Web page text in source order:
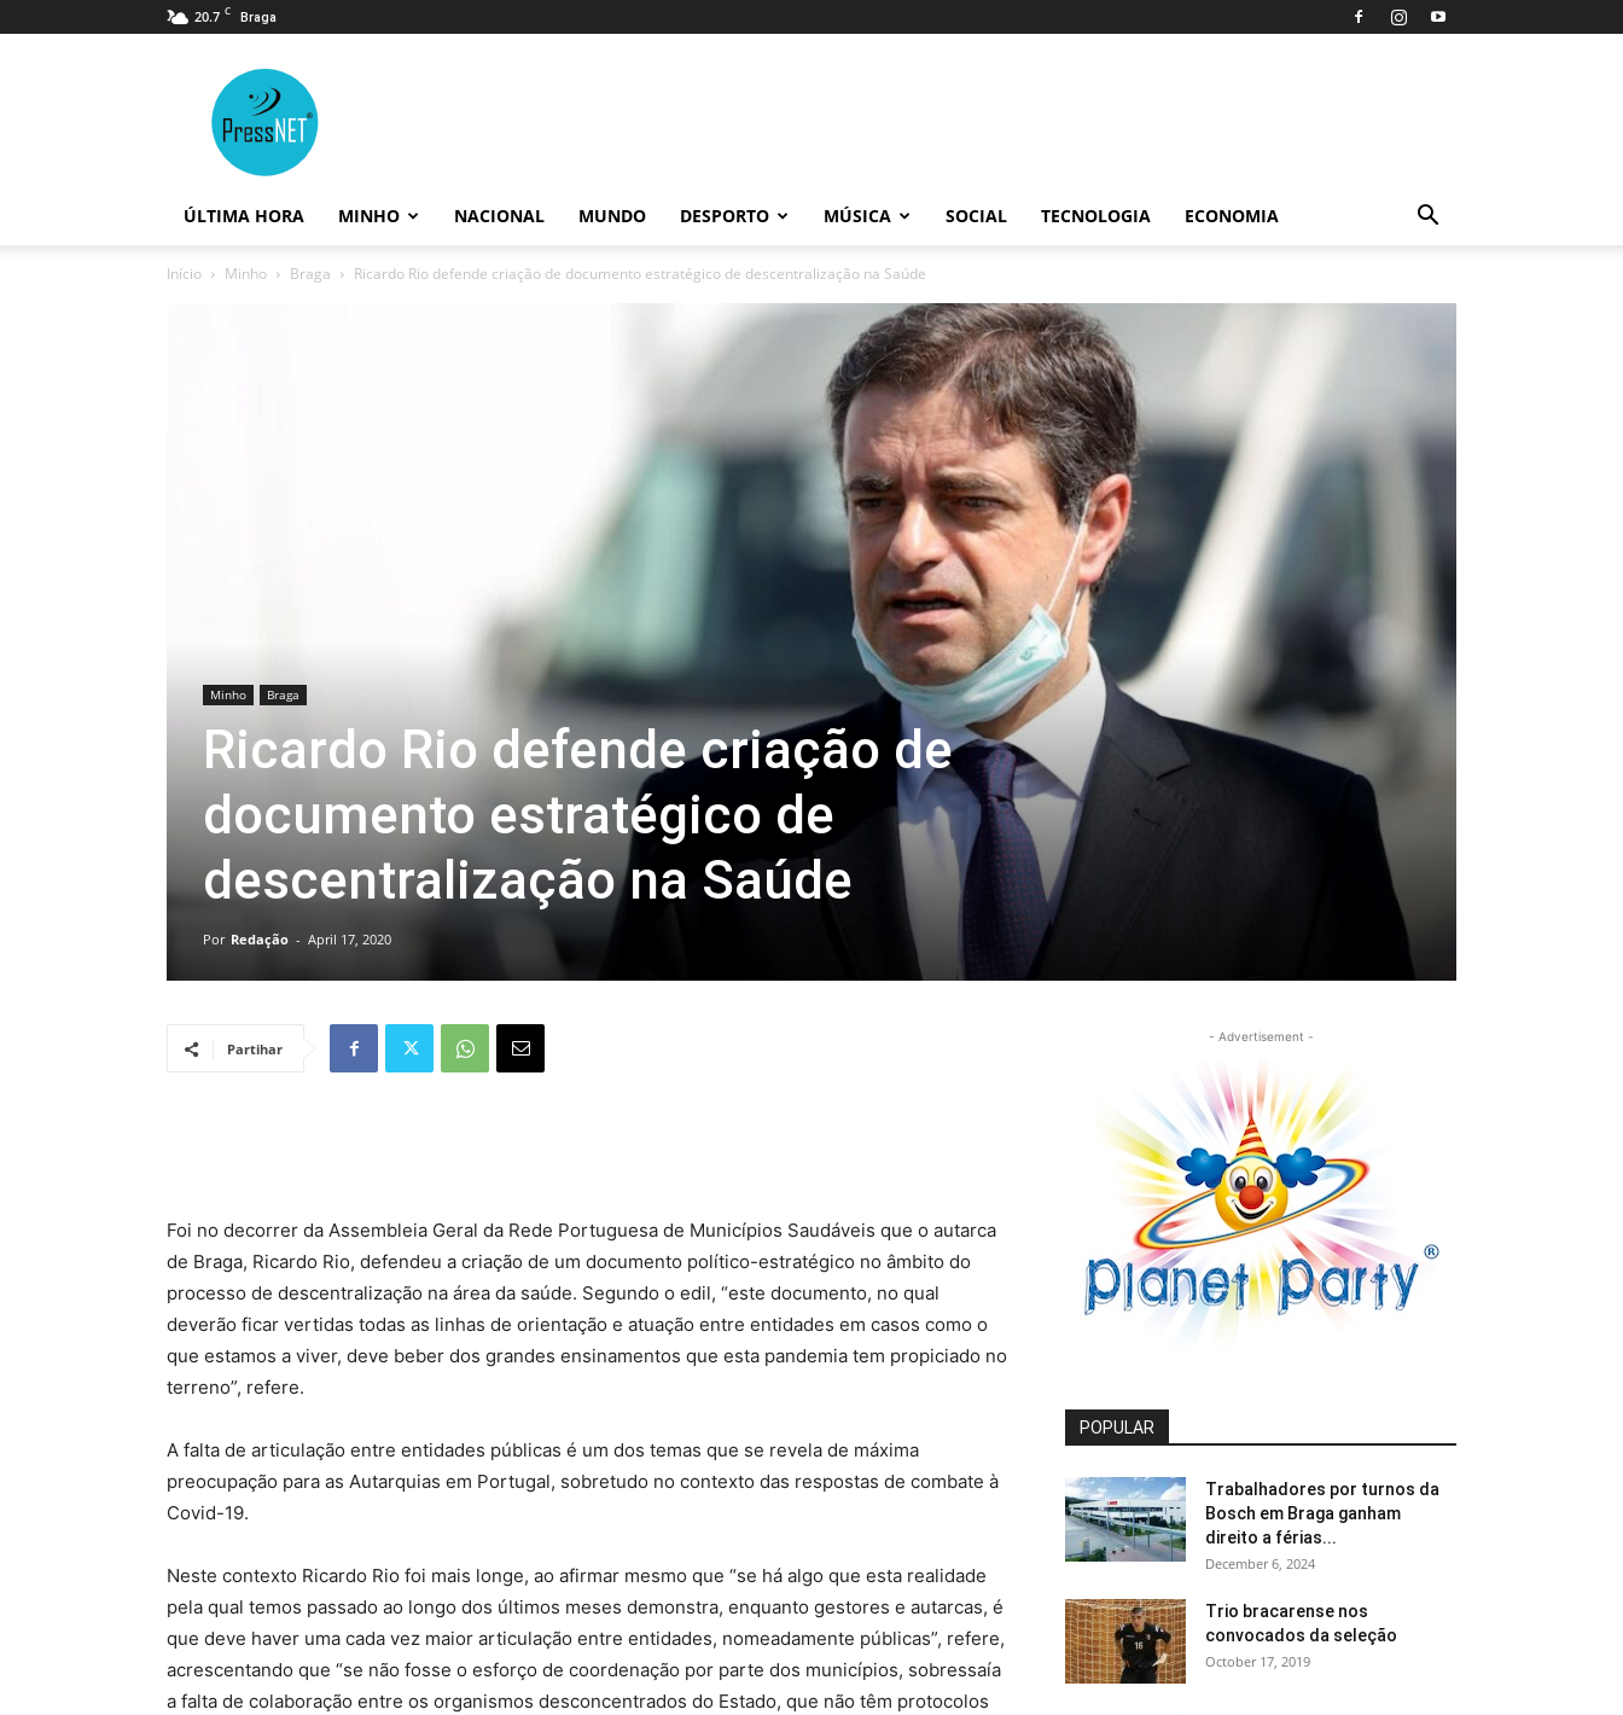
20.7 C Braga
ÚLTIMA HORA MINHO NACIONAL MUNDO DESPORTO MÚSICA SOCIAL TECNOLOGIA ECONOMIA
Início Minho Braga Ricardo Rio defende criação de documento estratégico de descentralização na Saúde
Minho Braga
Ricardo Rio defende criação de
documento estratégico de
descentralização na Saúde
Por Redação - April 17, 2020
Partihar
Foi no decorrer da Assembleia Geral da Rede Portuguesa de Municípios Saudáveis que o autarca
de Braga, Ricardo Rio, defendeu a criação de um documento político-estratégico no âmbito do
processo de descentralização na área da saúde. Segundo o edil, “este documento, no qual
deverão ficar vertidas todas as linhas de orientação e atuação entre entidades em casos como o
que estamos a viver, deve beber dos grandes ensinamentos que esta pandemia tem propiciado no
terreno”, refere.
A falta de articulação entre entidades públicas é um dos temas que se revela de máxima
preocupação para as Autarquias em Portugal, sobretudo no contexto das respostas de combate à
Covid-19.
Neste contexto Ricardo Rio foi mais longe, ao afirmar mesmo que “se há algo que esta realidade
pela qual temos passado ao longo dos últimos meses demonstra, enquanto gestores e autarcas, é
que deve haver uma cada vez maior articulação entre entidades, nomeadamente públicas”, refere,
acrescentando que “se não fosse o esforço de coordenação por parte dos municípios, sobressaía
a falta de colaboração entre os organismos desconcentrados do Estado, que não têm protocolos
- Advertisement -
POPULAR
Trabalhadores por turnos da
Bosch em Braga ganham
direito a férias...
December 6, 2024
Trio bracarense nos
convocados da seleção
October 17, 2019